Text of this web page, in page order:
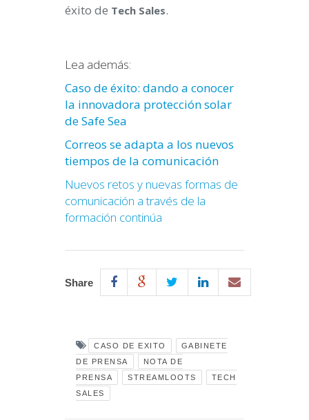
éxito de Tech Sales.
Lea además:
Caso de éxito: dando a conocer
la innovadora protección solar
de Safe Sea
Correos se adapta a los nuevos
tiempos de la comunicación
Nuevos retos y nuevas formas de
comunicación a través de la
formación continúa
Share
CASO DE EXITO
GABINETE
DE PRENSA
NOTA DE
PRENSA
STREAMLOOTS
TECH
SALES